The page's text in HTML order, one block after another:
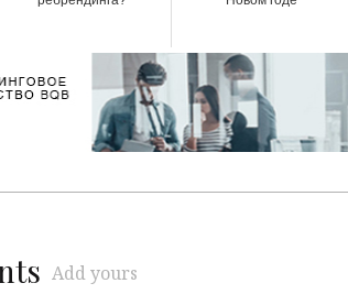
Add yours